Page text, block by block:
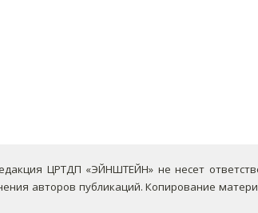
ЦРТДП «ЭЙНШТЕЙН» не несет
авторов публикаций.Копирование